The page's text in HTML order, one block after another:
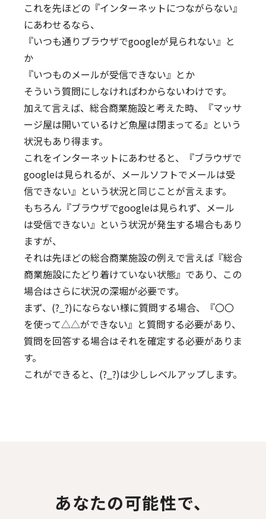
これを先ほどの『インターネットにつながらない』
にあわせるなら、
『いつも通りブラウザでgoogleが見られない』と
か
『いつものメールが受信できない』とか
そういう質問にしなければわからないわけです。
加えて言えば、総合商業施設と考えた時、『マッサ
ージ屋は開いているけど魚屋は閉まってる』という
状況もあり得ます。
これをインターネットにあわせると、『ブラウザで
googleは見られるが、メールソフトでメールは受
信できない』という状況と同じことが言えます。
もちろん『ブラウザでgoogleは見られず、メール
は受信できない』という状況が発生する場合もあり
ますが、
それは先ほどの総合商業施設の例えで言えば『総合
商業施設にたどり着けていない状態』であり、この
場合はさらに状況の深堀が必要です。
まず、(?_?)にならない様に質問する場合、『〇〇
を使って△△ができない』と質問する必要があり、
質問を回答する場合はそれを確定する必要がありま
す。
これができると、(?_?)は少しレベルアップします。
あなたの可能性で、